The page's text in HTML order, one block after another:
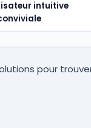
intuitive
pour